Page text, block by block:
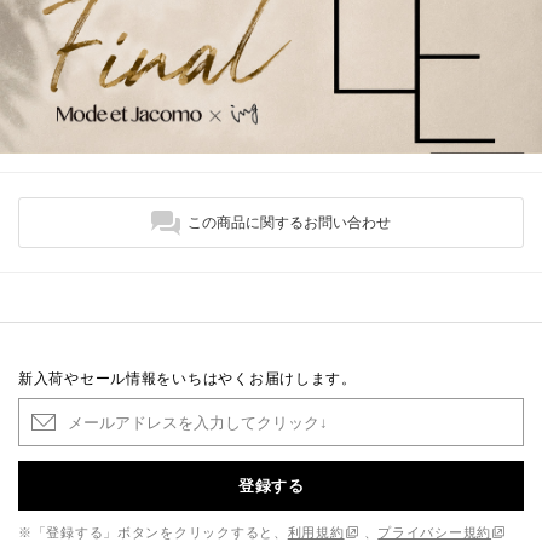
この商品に関するお問い合わせ
新入荷やセール情報をいちはやくお届けします。
登録する
※「登録する」ボタンをクリックすると、 利用規約
プライバシー規約